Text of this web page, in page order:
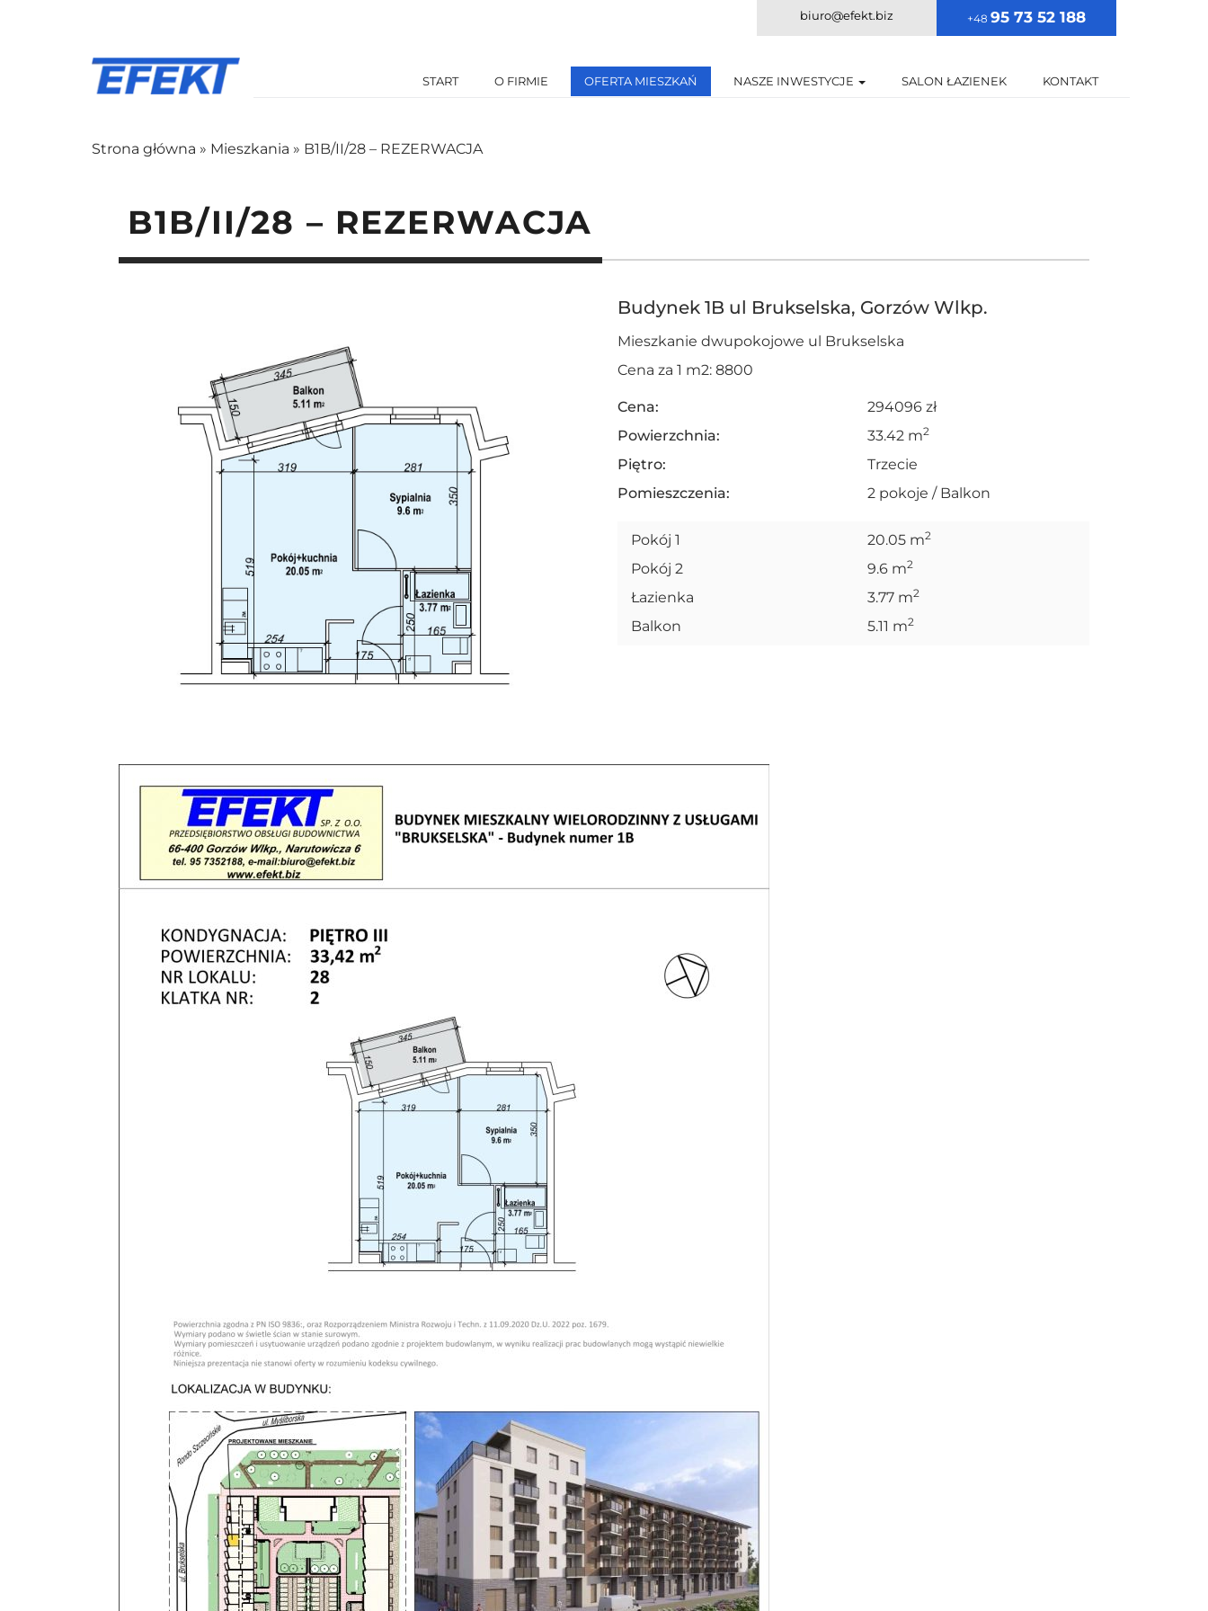
biuro@efekt.biz +48 95 73 52 188
START O FIRMIE OFERTA MIESZKAŃ NASZE INWESTYCJE SALON ŁAZIENEK KONTAKT
Strona główna » Mieszkania » B1B/II/28 – REZERWACJA
B1B/II/28 – REZERWACJA
Budynek 1B ul Brukselska, Gorzów Wlkp.
Mieszkanie dwupokojowe ul Brukselska
Cena za 1 m2: 8800
Cena:
294096 zł
Powierzchnia:
33.42 m2
Piętro:
Trzecie
Pomieszczenia:
2 pokoje / Balkon
Pokój 1 20.05 m2
Pokój 2 9.6 m2
Łazienka 3.77 m2
Balkon 5.11 m2